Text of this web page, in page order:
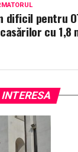
dificil pentru
cu 1,8